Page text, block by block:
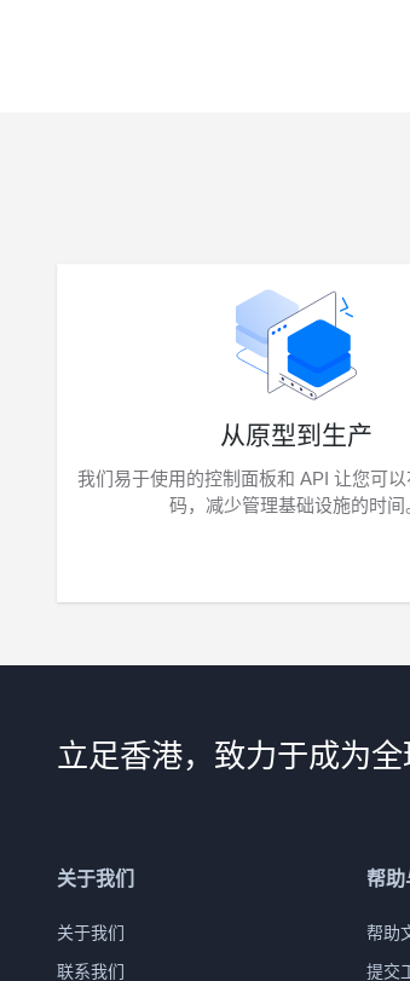
从原型到生产
我们易于使用的控制面板和 API 让您可
码，减少管理基础设施的时间
立足香港，致力于成为
关于我们
关于我们
联系我们
帮助
帮助
提交